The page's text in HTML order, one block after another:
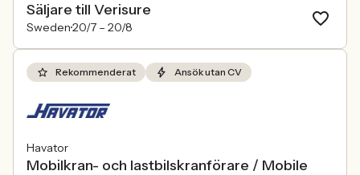
Säljare till Verisure
Sweden20/7 – 20/8
Rekommenderat Ansök utan CV
Havator
Mobilkran- och lastbilskranförare / Mobile